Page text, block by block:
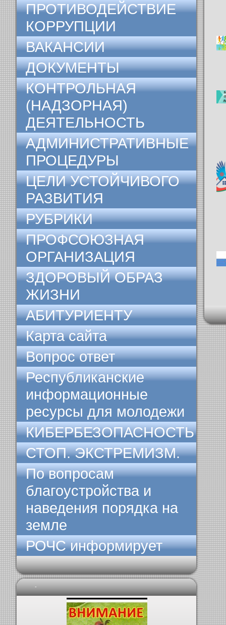
ПРОТИВОДЕЙСТВИЕ
КОРРУПЦИИ
ВАКАНСИИ
ДОКУМЕНТЫ
КОНТРОЛЬНАЯ
(НАДЗОРНАЯ)
ДЕЯТЕЛЬНОСТЬ
АДМИНИСТРАТИВНЫЕ
ПРОЦЕДУРЫ
ЦЕЛИ УСТОЙЧИВОГО
РАЗВИТИЯ
РУБРИКИ
ПРОФСОЮЗНАЯ
ОРГАНИЗАЦИЯ
ЗДОРОВЫЙ ОБРАЗ
ЖИЗНИ
АБИТУРИЕНТУ
Карта сайта
Вопрос ответ
Республиканские
информационные
ресурсы для молодежи
КИБЕРБЕЗОПАСНОСТЬ
СТОП. ЭКСТРЕМИЗМ.
По вопросам
благоустройства и
наведения порядка на
земле
РОЧС информирует
-